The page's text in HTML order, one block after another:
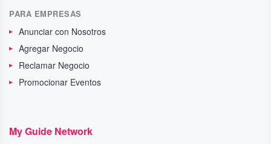
PARA EMPRESAS
Anunciar con Nosotros
Agregar Negocio
Reclamar Negocio
Promocionar Eventos
My Guide Network